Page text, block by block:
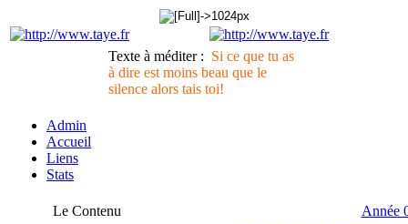
Texte à méditer : Si ce que tu as
à dire est moins beau que le
silence alors tais toi!
Admin
Accueil
Liens
Stats
Le Contenu
Année